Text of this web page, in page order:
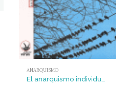
ANARQUISMO